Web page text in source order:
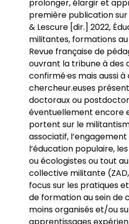
prolonger, élargir et
première publication
& Lescure [dir.] 2022,
militantes, formations
Revue française de
ouvrant la tribune à des
confirmé·es mais aussi à
chercheur.euses
doctoraux ou
éventuellement encore
portent sur le
associatif,
l’éducation populaire,
ou écologistes ou tout
collective militante
focus sur les pratiques
de formation au sein de
moins organisés et/ou